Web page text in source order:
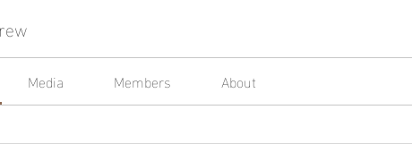
Media Members
About